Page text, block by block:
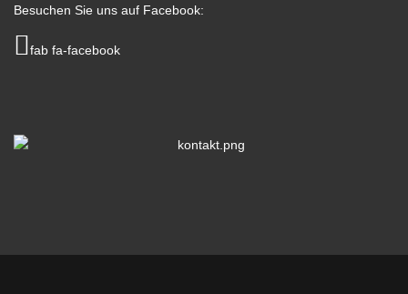
Besuchen Sie uns auf Facebook:
fab fa-facebook